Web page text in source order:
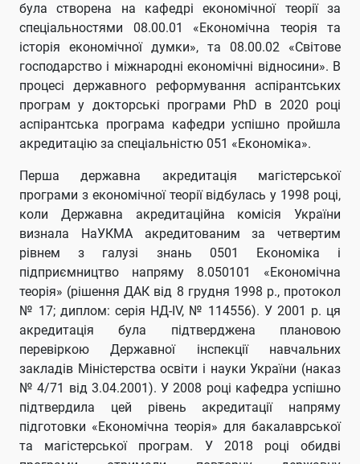
була створена на кафедрі економічної теорії за
спеціальностями 08.00.01 «Економічна теорія та
історія економічної думки», та 08.00.02 «Світове
господарство і міжнародні економічні відносини». В
процесі державного реформування аспірантських
програм у докторські програми PhD в 2020 році
аспірантська програма кафедри успішно пройшла
акредитацію за спеціальністю 051 «Економіка».
Перша державна акредитація магістерської
програми з економічної теорії відбулась у 1998 році,
коли Державна акредитаційна комісія України
визнала НаУКМА акредитованим за четвертим
рівнем з галузі знань 0501 Економіка і
підприємництво напряму 8.050101 «Економічна
теорія» (рішення ДАК від 8 грудня 1998 р., протокол
№ 17; диплом: серія НД-IV, № 114556). У 2001 р. ця
акредитація була підтверджена плановою
перевіркою Державної інспекції навчальних
закладів Міністерства освіти і науки України (наказ
№ 4/71 від 3.04.2001). У 2008 році кафедра успішно
підтвердила цей рівень акредитації напряму
підготовки «Економічна теорія» для бакалаврської
та магістерської програм. У 2018 році обидві